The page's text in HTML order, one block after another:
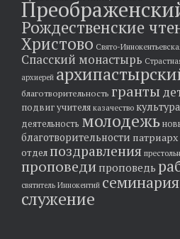
Рождественские
Христово Свято-
Спасский монастырь
архиерей
благотворительность гранты
подвиг учителя казачество культура
деятельность молодежь
благотворительности
отделпоздравления
проповедипроповедь
святитель Иннокентий семинария
служение